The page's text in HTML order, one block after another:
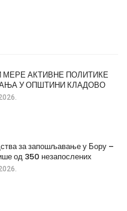
МЕРЕ АКТИВНЕ ПОЛИТИКЕ
У ОПШТИНИ КЛАДОВО
за запошљавање у Бору –
од 350 незапослених